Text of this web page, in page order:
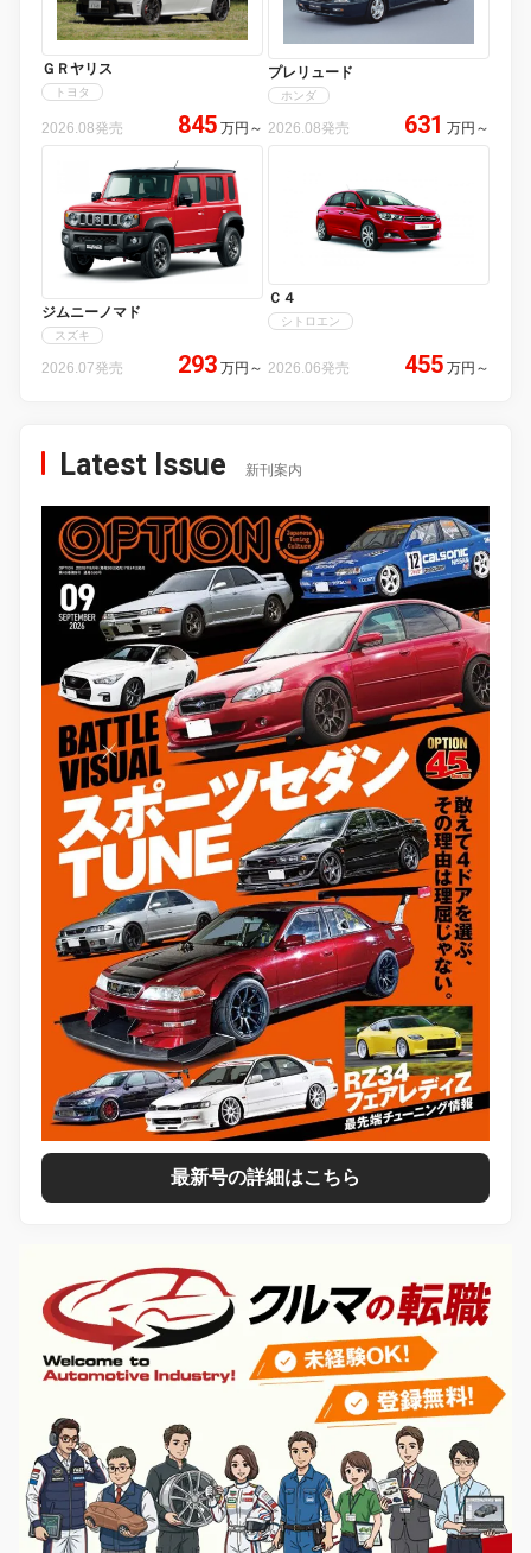
ＧＲヤリス
トヨタ
2026.08発売 845 万円 ～
プレリュード
ホンダ
2026.08発売 631 万円 ～
ジムニーノマド
スズキ
2026.07発売 293 万円 ～
Ｃ４
シトロエン
2026.06発売 455 万円 ～
Latest Issue 新刊案内
最新号の詳細はこちら